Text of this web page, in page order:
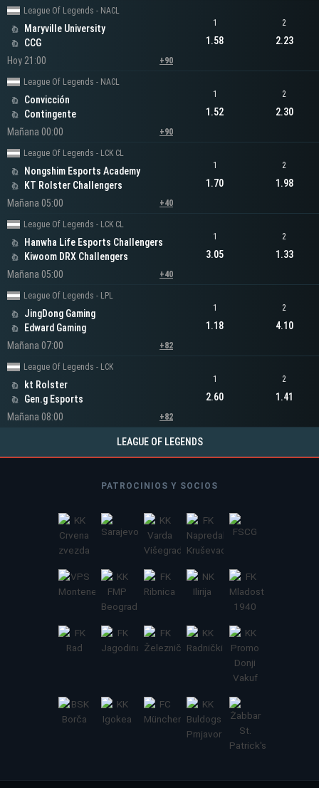
League Of Legends - NACL
Maryville University
CCG
Hoy 21:00
+90
1
1.58
2
2.23
League Of Legends - NACL
Convicción
Contingente
Mañana 00:00
+90
1
1.52
2
2.30
League Of Legends - LCK CL
Nongshim Esports Academy
KT Rolster Challengers
Mañana 05:00
+40
1
1.70
2
1.98
League Of Legends - LCK CL
Hanwha Life Esports Challengers
Kiwoom DRX Challengers
Mañana 05:00
+40
1
3.05
2
1.33
League Of Legends - LPL
JingDong Gaming
Edward Gaming
Mañana 07:00
+82
1
1.18
2
4.10
League Of Legends - LCK
kt Rolster
Gen.g Esports
Mañana 08:00
+82
1
2.60
2
1.41
LEAGUE OF LEGENDS
PATROCINIOS Y SOCIOS